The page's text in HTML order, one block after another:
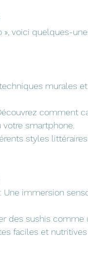
», voici quelques-
murales
comment
smartphone.
styles
immersion
des sushis comme
faciles et